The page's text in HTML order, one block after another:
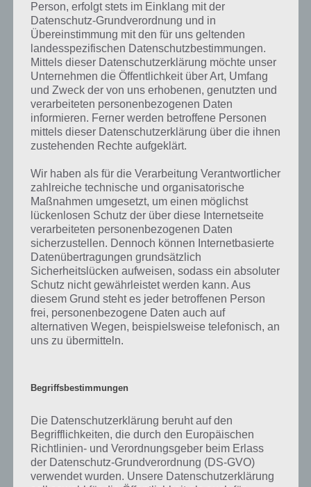
Kurze Begriffserklärung zur Lösung Stock
Stock ist die Lösung für das tägliche Rätsel am 4.6.2020 in 4 Bilder 1
Wort, doch welche Bedeutung hat dieses eigentlich und was gibt es
dazu zu wissen? Passt das Wort auch zu Schweiz? Zu bestimmten
Lösungen präsentieren wir daher auch immer eine kurze
Begriffserklärung!
Im Bereich der medizinischen Rehabilitation unterstützt ein
(Geh-)Stock den Bewegungsapparat des betroffenen Patienten beim
Gehen. Die Modelle sind der in der Regel mit einem anatomischen
Griff ausgestattet, um unnötige Belastungsschmerzen während der
Bewegungsphase zu vermeiden.
Eine besonders lange Tradition bis weit ins Altertum zurück besitzen
klassische Spazierstöcke. Der Stock wird dabei im Rhythmus zur
Gangart pendelähnlich hin und her geschwungen. Er dient darüber
hinaus als eine Art Zeige- und/oder Greifhilfe. Nach wie vor soll ein
solcher Stock das Modebewusstsein des Trägers optisch
unterstreichen und gleichzeitig Wohlstand signalisieren. Während in
der Stock lediglich ein den Ruf eines außergewöhnlichen
Modeaccessoires genießt.
Eine starke Verbreitung ist ebenfalls in der Kategorie der
Wanderstöcke vorzufinden. Diese kommen beispielsweise beim
Wandern, beim Nordic Walking oder beim Bergsteigen zum Einsatz.
Die zur Herstellung verwendeten Materialien sowie das Design dieser
Stöcke kennt kaum Grenzen. Im Mittelpunkt steht bei der
Person, erfolgt stets im Einklang mit der
Datenschutz-Grundverordnung und in
Übereinstimmung mit den für uns geltenden
landesspezifischen Datenschutzbestimmungen.
Mittels dieser Datenschutzerklärung möchte unser
Unternehmen die Öffentlichkeit über Art, Umfang
und Zweck der von uns erhobenen, genutzten und
verarbeiteten personenbezogenen Daten
informieren. Ferner werden betroffene Personen
mittels dieser Datenschutzerklärung über die ihnen
zustehenden Rechte aufgeklärt.
Wir haben als für die Verarbeitung Verantwortlicher
zahlreiche technische und organisatorische
Maßnahmen umgesetzt, um einen möglichst
lückenlosen Schutz der über diese Internetseite
verarbeiteten personenbezogenen Daten
sicherzustellen. Dennoch können Internetbasierte
Datenübertragungen grundsätzlich
Sicherheitslücken aufweisen, sodass ein absoluter
Schutz nicht gewährleistet werden kann. Aus
diesem Grund steht es jeder betroffenen Person
frei, personenbezogene Daten auch auf
alternativen Wegen, beispielsweise telefonisch, an
uns zu übermitteln.
Begriffsbestimmungen
Die Datenschutzerklärung beruht auf den
Begrifflichkeiten, die durch den Europäischen
Richtlinien- und Verordnungsgeber beim Erlass
der Datenschutz-Grundverordnung (DS-GVO)
verwendet wurden. Unsere Datenschutzerklärung